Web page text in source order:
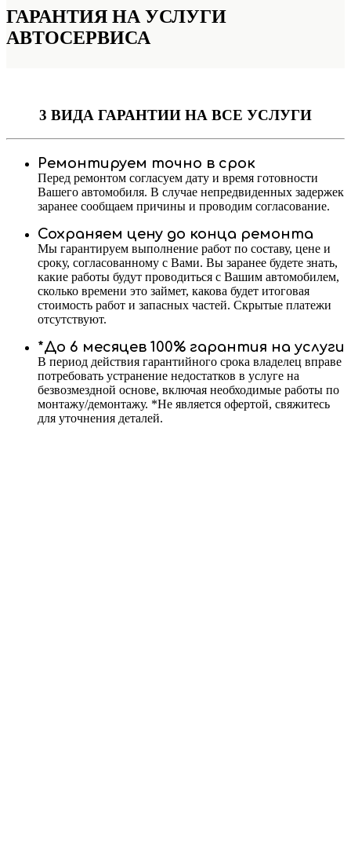
ГАРАНТИЯ НА УСЛУГИ
АВТОСЕРВИСА
3 ВИДА ГАРАНТИИ НА ВСЕ УСЛУГИ
Ремонтируем точно в срок
Перед ремонтом согласуем дату и время готовности
Вашего автомобиля. В случае непредвиденных задержек
заранее сообщаем причины и проводим согласование.
Сохраняем цену до конца ремонта
Мы гарантируем выполнение работ по составу, цене и
сроку, согласованному с Вами. Вы заранее будете знать,
какие работы будут проводиться с Вашим автомобилем,
сколько времени это займет, какова будет итоговая
стоимость работ и запасных частей. Скрытые платежи
отсутствуют.
*До 6 месяцев 100% гарантия на услуги
В период действия гарантийного срока владелец вправе
потребовать устранение недостатков в услуге на
безвозмездной основе, включая необходимые работы по
монтажу/демонтажу. *Не является офертой, свяжитесь
для уточнения деталей.